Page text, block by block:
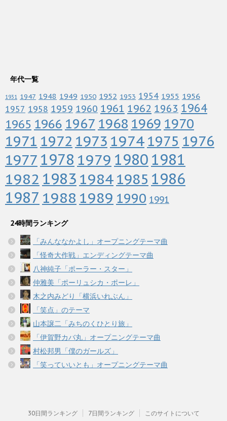
年代一覧
1931 1947 1948 1949 1950 1952 1953 1954 1955 1956
1957 1958 1959 1960 1961 1962 1963 1964
1965 1966 1967 1968 1969 1970
1971 1972 1973 1974 1975 1976
1977 1978 1979 1980 1981
1982 1983 19841985 1986
1987 1988 1989 1990 1991
24時間ランキング
「みんななかよし」オープニングテーマ曲
「怪奇大作戦」エンディングテーマ曲
八神純子「ポーラー・スター」
仲雅美「ポーリュシカ・ポーレ」
木之内みどり「横浜いれぶん」
「笑点」のテーマ
山本譲二「みちのくひとり旅」
「伊賀野カバ丸」オープニングテーマ曲
村松邦男「僕のガールズ」
「笑っていいとも」オープニングテーマ曲
30日間ランキング 7日間ランキング このサイトについて